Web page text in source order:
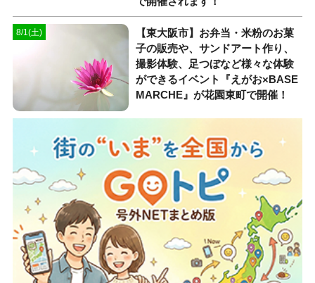
8/1(土)
【東大阪市】お弁当・米粉のお菓
子の販売や、サンドアート作り、
撮影体験、足つぼなど様々な体験
ができるイベント『えがお×BASE
MARCHE』が花園東町で開催！